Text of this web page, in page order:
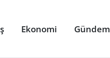
Ekonomi Gündem